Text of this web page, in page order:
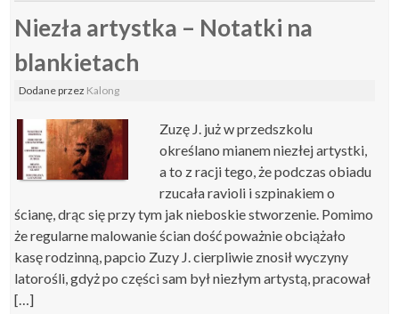
Niezła artystka – Notatki na
blankietach
Dodaneprzez Kalong
Zuzę J. już w przedszkolu
określano mianem niezłej artystki,
a to z racji tego, że podczas obiadu
rzucała ravioli i szpinakiem o
ścianę, drąc się przy tym jak nieboskie stworzenie. Pomimo
że regularne malowanie ścian dość poważnie obciążało
kasę rodzinną, papcio Zuzy J. cierpliwie znosił wyczyny
latorośli, gdyż po części sam był niezłym artystą, pracował
[…]